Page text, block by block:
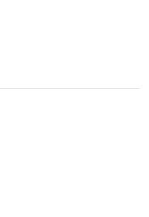
コンセントタップ等何